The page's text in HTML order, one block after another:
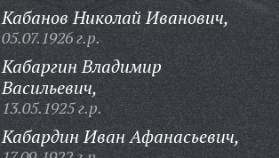
Кабанов Николай Иванович,
05.07.1926 г.р.
Кабаргин Владимир
Васильевич,
13.05.1925 г.р.
Кабардин Иван Афанасьевич,